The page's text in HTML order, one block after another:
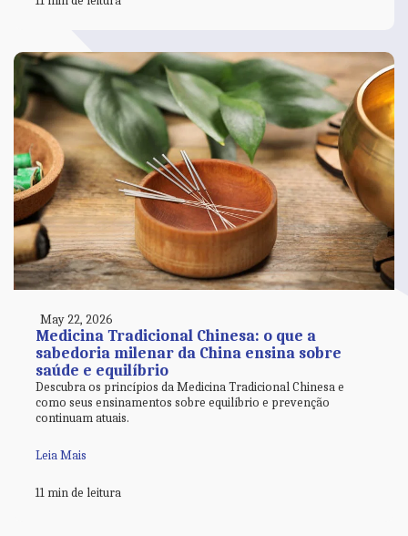
May 22, 2026
Medicina Tradicional Chinesa: o que a
sabedoria milenar da China ensina sobre
saúde e equilíbrio
Descubra os princípios da Medicina Tradicional Chinesa e
como seus ensinamentos sobre equilíbrio e prevenção
continuam atuais.
Leia Mais
11 min de leitura